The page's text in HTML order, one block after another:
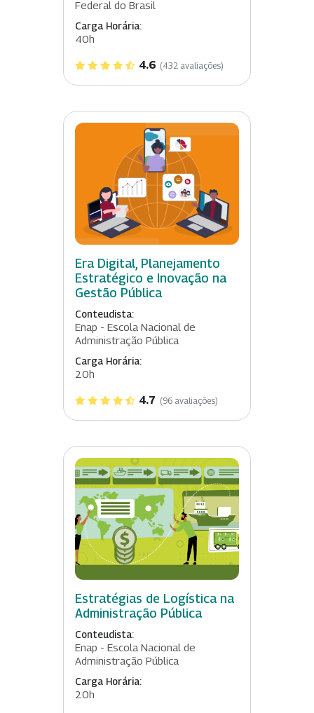
Federal do Brasil
Carga Horária:
40h
4.6 (432 avaliações)
Era Digital, Planejamento
Estratégico e Inovação na
Gestão Pública
Conteudista:
Enap - Escola Nacional de
Administração Pública
Carga Horária:
20h
4.7 (96 avaliações)
Estratégias de Logística na
Administração Pública
Conteudista:
Enap - Escola Nacional de
Administração Pública
Carga Horária:
20h